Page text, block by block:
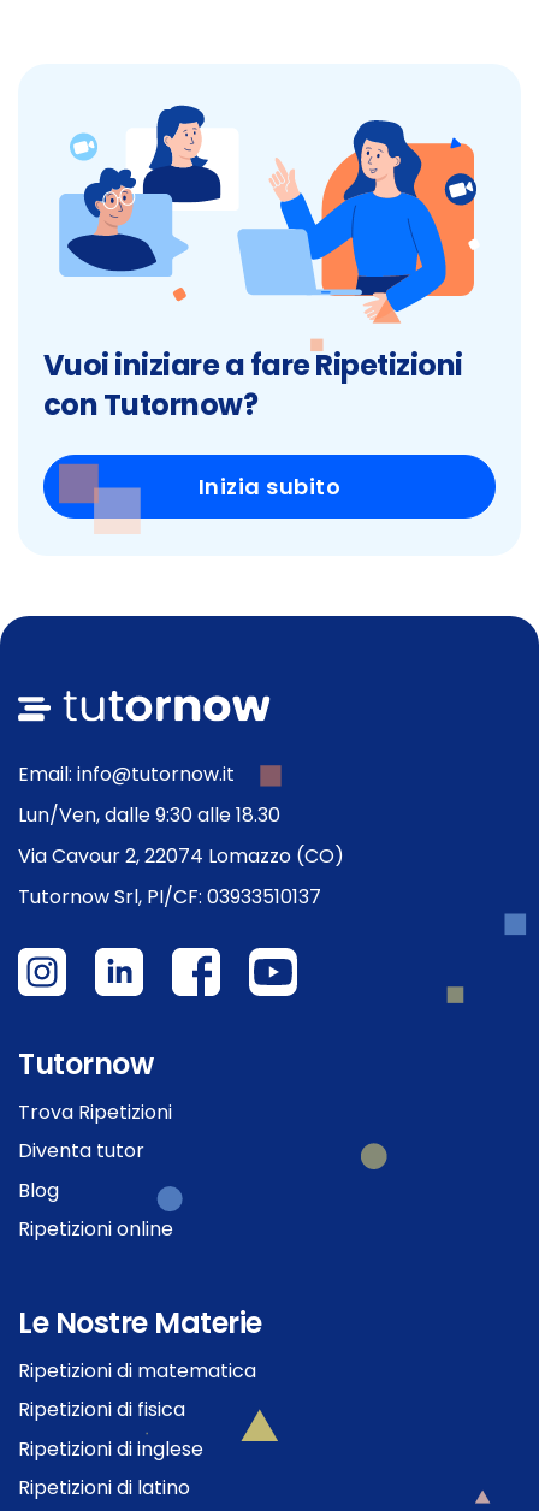
Vuoi iniziare a fare Ripetizioni
con Tutornow?
Inizia subito
Email: info@tutornow.it
Lun/Ven, dalle 9:30 alle 18.30
Via Cavour 2, 22074 Lomazzo (CO)
Tutornow Srl, PI/CF: 03933510137
Tutornow
Trova Ripetizioni
Diventa tutor
Blog
Ripetizioni online
Le Nostre Materie
Ripetizioni di matematica
Ripetizioni di fisica
Ripetizioni di inglese
Ripetizioni di latino